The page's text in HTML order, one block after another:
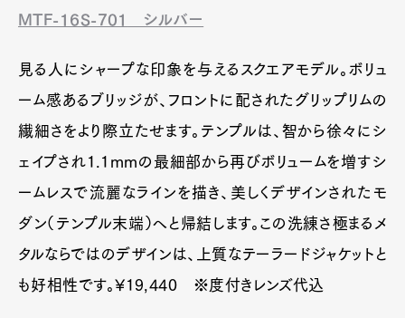
MTF-16S-701 シルバー
見る人にシャープな印象を与えるスクエアモデル。ボリュ
ーム感あるブリッジが、フロントに配されたグリップリムの
繊細さをより際立たせます。テンプルは、智から徐々にシ
ェイプされ1.1mmの最細部から再びボリュームを増すシ
ームレスで流麗なラインを描き、美しくデザインされたモ
ダン（テンプル末端）へと帰結します。この洗練さ極まるメ
タルならではのデザインは、上質なテーラードジャケットと
も好相性です。¥19,440 ※度付きレンズ代込